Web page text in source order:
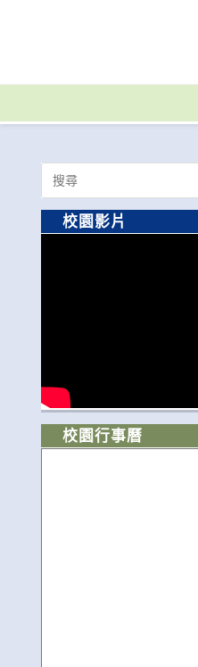
內
Search
for:
校園影片
校園行事曆